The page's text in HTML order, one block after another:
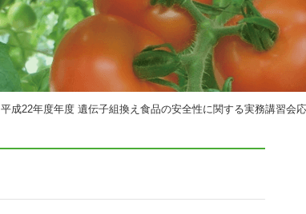
平成22年度年度 遺伝子組換え食品の安全性に関する実務講習会